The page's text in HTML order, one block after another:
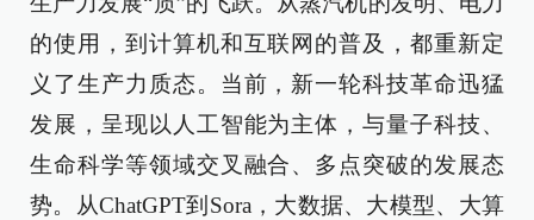
的使用，到计算机和互联网的普及，都重新定
义了生产力质态。当前，新一轮科技革命迅猛
发展，呈现以人工智能为主体，与量子科技、
生命科学等领域交叉融合、多点突破的发展态
势。从ChatGPT到Sora，大数据、大模型、大算